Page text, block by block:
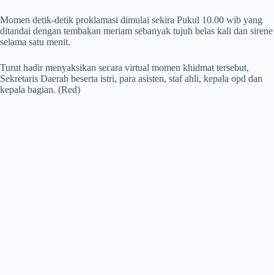
Momen detik-detik proklamasi dimulai sekira Pukul 10.00 wib yang
ditandai dengan tembakan meriam sebanyak tujuh belas kali dan sirene
selama satu menit.
Turut hadir menyaksikan secara virtual momen khidmat tersebut,
Sekretaris Daerah beserta istri, para asisten, staf ahli, kepala opd dan
kepala bagian. (Red)